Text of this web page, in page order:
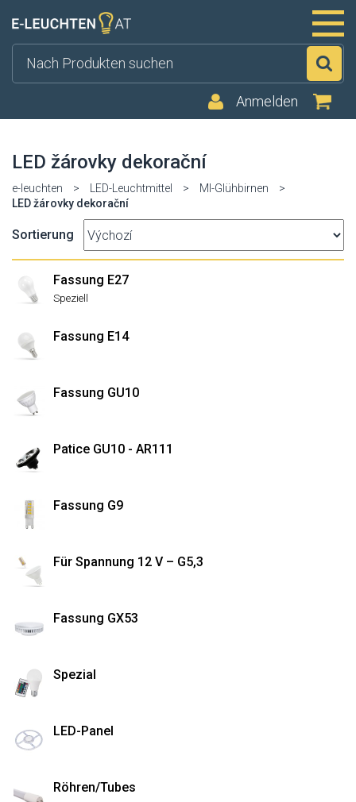
Anmelden
LED žárovky dekorační
e-leuchten > LED-Leuchtmittel > MI-Glühbirnen
>
LED žárovky dekorační
Sortierung
Fassung E27
Speziell
Fassung E14
Fassung GU10
Patice GU10 - AR111
Fassung G9
Für Spannung 12 V – G5,3
Fassung GX53
Spezial
LED-Panel
Röhren/Tubes